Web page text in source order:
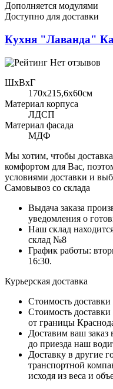
Дополняется модулями
Доступно для доставки
Кухня "Лаванда"
Нет отзывов
ШхВхГ
170x215,6х60см
Материал корпуса
ЛДСП
Материал фасада
МДФ
Мы хотим, чтобы
комфортом для Вас,
условиями доставки и
Самовывоз со склада
Выдача заказа
уведомления о
Наш склад
склад №8
График работы:
16:30.
Курьерская доставка
Стоимость
Стоимость
от границы
Доставим ваш заказ
до приезда наш
Доставку в другие
транспортной
исходя из веса и